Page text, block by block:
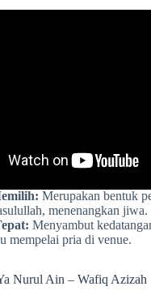
Merupakan bentuk
menenangkan jiwa.
Menyambut
mempelai pria di venue.
Nurul Ain – Wafiq Azizah